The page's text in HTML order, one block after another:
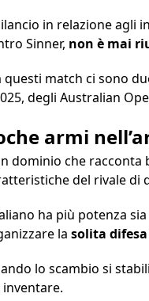
in relazione agli
Sinner, non è mai
questi match ci sono
degli Australian
armi
dominio che racconta
del rivale di
ha più potenza
la solita
lo scambio si
inventare.